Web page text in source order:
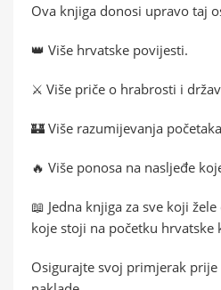
Ova knjiga donosi upravo taj
👑 Više hrvatske povijesti.
⚔️ Više priče o hrabrosti i
🏰 Više razumijevanja
🔥 Više ponosa na nasljeđe
📖 Jedna knjiga za sve koji
koje stoji na početku hrvatske
Osigurajte svoj primjerak